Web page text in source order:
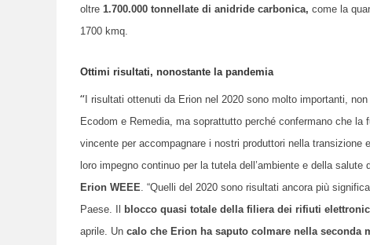
oltre 1.700.000 tonnellate di anidride carbonica, come la
1700 kmq.
Ottimi risultati, nonostante la pandemia
“ I risultati ottenuti da Erion nel 2020 sono molto importanti,
Ecodom e Remedia, ma soprattutto perché confermano che
vincente per accompagnare i nostri produttori nella transizione
loro impegno continuo per la tutela dell’ambiente e della salute
Erion WEEE. “Quelli del 2020 sono risultati ancora più
Paese. Il
blocco quasi totale della filiera dei rifiuti elettronic
aprile. Un calo che Erion ha saputo colmare nella seconda